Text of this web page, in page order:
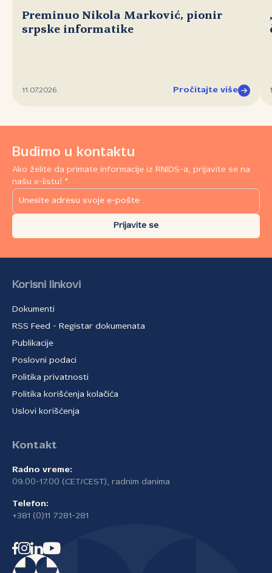
Preminuo Nikola Marković, pionir
srpske informatike
11.07.2026. Pročitajte više
Budimo u kontaktu
Ako želite da primate informacije iz RNIDS-a, prijavite se na
našu e-listu! *
Prijavite se
Korisni linkovi
Dokumenti
RSS Feed - Registar dokumenata
Publikacije
Poslovni podaci
Politika privatnosti
Politika korišćenja kolačića
Uslovi korišćenja
Kontakt
Radno vreme:
09.00-17.00 (CET/CEST), radnim danima
Telefon:
+381 (0)11 7281-281